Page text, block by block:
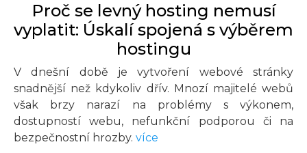
Proč se levný hosting nemusí
vyplatit: Úskalí spojená s výběrem
hostingu
V dnešní době je vytvoření webové stránky
snadnější než kdykoliv dřív. Mnozí majitelé webů
však brzy narazí na problémy s výkonem,
dostupností webu, nefunkční podporou či na
bezpečnostní hrozby. více